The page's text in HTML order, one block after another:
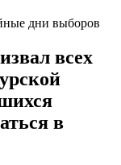
дни выборов
всех
в